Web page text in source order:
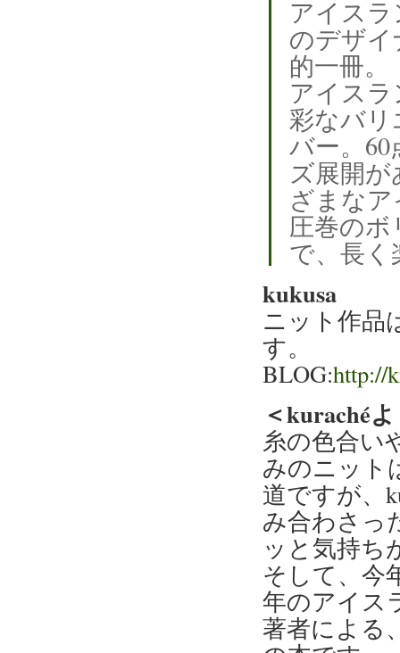
アイス
のデザ
的一冊。
アイス
彩なバ
バー。
ズ展開
ざまな
圧巻の
で、長
kukusa
ニット作品
す。
BLOG:http://
＜kuraché
糸の色合い
みのニット
道ですが、
み合わさっ
ッと気持ち
そして、今
年のアイス
著者による